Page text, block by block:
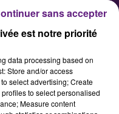
est notre priorité
data processing based on
Store and/or access
select advertising; Create
to select personalised
Measure content
sans accepter